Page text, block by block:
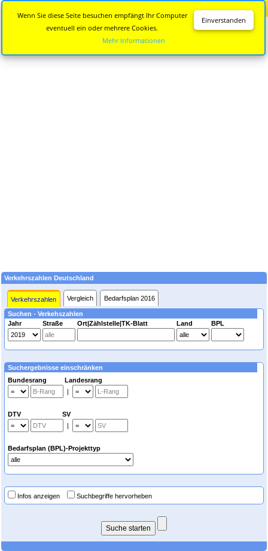
Verkehrszahlen Deutschland
Verkehrszahlen Vergleich Bedarfsplan 2016
Suchen - Verkehszahlen
Jahr
Straße Ort|Zählstelle|TK-Blatt Land BPL
Suchergebnisse einschränken
Bundesrang Landesrang
|
DTV SV
|
Bedarfsplan (BPL)-Projekttyp
Infos anzeigen Suchbegriffe hervorheben
Einverstanden
Wenn Sie diese Seite besuchen empfängt Ihr Computer
eventuell ein oder mehrere Cookies.
Mehr Informationen